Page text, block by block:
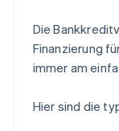
Die
Finanzierung
immer am
Hier sind die